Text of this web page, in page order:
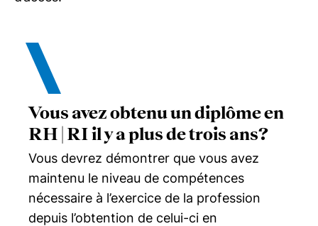
Vous avez obtenu un diplôme en
RH | RIil y a plus de trois ans?
Vous devrez démontrer que vous avez
maintenu le niveau de compétences
nécessaire à l’exercice de la profession
depuis l’obtention de celui-ci en